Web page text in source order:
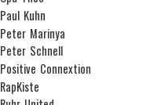
Paul Kuhn
Peter Marinya
Peter Schnell
Positive Connextion
RapKiste